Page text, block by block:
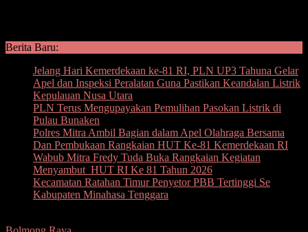
Berita Baru:
Jelang Hari Kemerdekaan ke-81 RI, PLN UP3 Tahuna Gelar
Apel dan Inspeksi Peralatan Guna Pastikan Keandalan Listrik
Kepulauan Nusa Utara
PLN Terus Mengupayakan Pemulihan Pasokan Listrik di
Pulau Bunaken
Polres Mitra Ambil Bagian dalam Apel Olahraga Bersama
Dan Pembukaan Rangkaian HUT Ke-81 Kemerdekaan RI
Wabub Mitra Fredy Tuda Buka Rangkaian Kegiatan
Menyambut HUT RI Ke 81 Tahun 2026
Kecamatan Ratahan Timur Penyetor PBB Tertinggi Se
Kabupaten Minahasa Tenggara